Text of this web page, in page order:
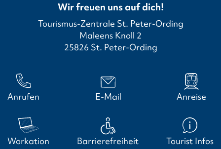
Wir freuen uns auf dich!
Tourismus-Zentrale St. Peter-Ording
Maleens Knoll 2
25826 St. Peter-Ording
Anrufen E-Mail Anreise
Workation Barrierefreiheit Tourist Infos